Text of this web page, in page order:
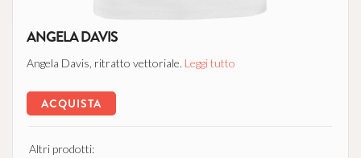
ANGELA DAVIS
Angela Davis, ritratto vettoriale. Leggi tutto
ACQUISTA
Altri prodotti: